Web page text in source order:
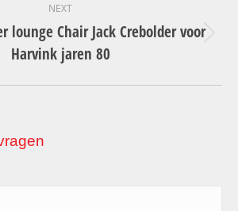
NEXT
Next
project:
lounge Chair Jack Crebolder voor
Harvink jaren 80